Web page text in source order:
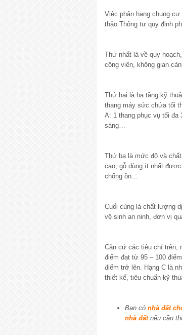
Việc phân hạng chung
thảo Thông tư quy định
Thứ nhất là về quy
công viên, không gian
Thứ hai là hạ tầng kỹ
thang máy sức chứa tối
A: 1 thang phục vụ tối đa
sáng…
Thứ ba là mức độ và
cao, gỗ dùng ít nhất
chống ồn…
Cuối cùng là chất lượng
vệ sinh an ninh, đơn vị
Căn cứ các tiêu chí trên,
điểm đạt từ 95 – 100
điểm trở lên. Hạng C là
thiết kế, tiêu chuẩn kỹ
Bạn có nhà đất
nhà đấtnếu cần